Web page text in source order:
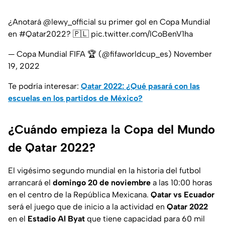
¿Anotará @lewy_official su primer gol en Copa Mundial
en #Qatar2022? 🇵🇱 pic.twitter.com/lCoBenV1ha
— Copa Mundial FIFA 🏆 (@fifaworldcup_es) November
19, 2022
Te podría interesar: Qatar 2022: ¿Qué pasará con las
escuelas en los partidos de México?
¿Cuándo empieza la Copa del Mundo
de Qatar 2022?
El vigésimo segundo mundial en la historia del futbol
arrancará el domingo 20 de noviembre a las 10:00 horas
en el centro de la República Mexicana. Qatar vs Ecuador
será el juego que de inicio a la actividad en Qatar 2022
en el Estadio Al Byat que tiene capacidad para 60 mil